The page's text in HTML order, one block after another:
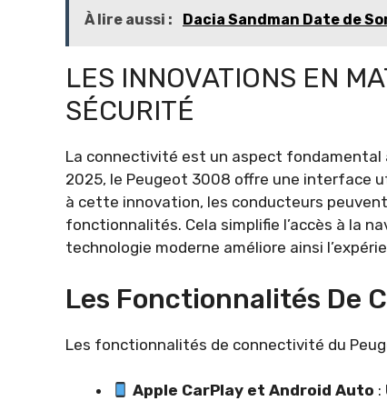
À lire aussi : Dacia Sandman Date de
LES INNOVATIONS EN
SÉCURITÉ
La connectivité est un aspect fondamental
2025, le Peugeot 3008 offre une interface
à cette innovation, les conducteurs
fonctionnalités. Cela simplifie l’accès à la
technologie moderne améliore ainsi
Les Fonctionnalités De
Les fonctionnalités de connectivité du
Apple CarPlay et Android Auto :